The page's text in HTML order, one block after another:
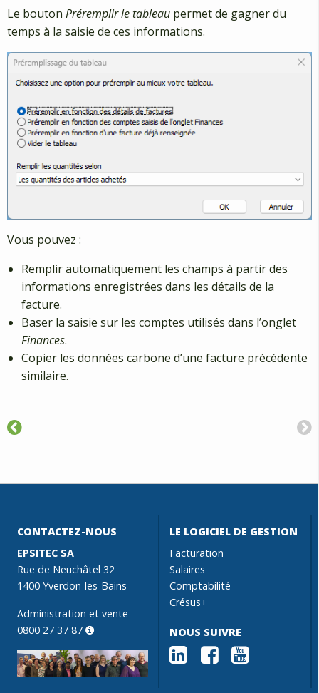
Le bouton Préremplir le tableau permet de gagner du
temps à la saisie de ces informations.
Vous pouvez :
Remplir automatiquement les champs à partir des
informations enregistrées dans les détails de la
facture.
Baser la saisie sur les comptes utilisés dans l’onglet
Finances.
Copier les données carbone d’une facture précédente
similaire.
CONTACTEZ-NOUS
EPSITEC SA
Rue de Neuchâtel 32
1400 Yverdon-les-Bains
Administration et vente
0800 27 37 87
LE LOGICIEL DE GESTION
Facturation
Salaires
Comptabilité
Crésus+
NOUS SUIVRE